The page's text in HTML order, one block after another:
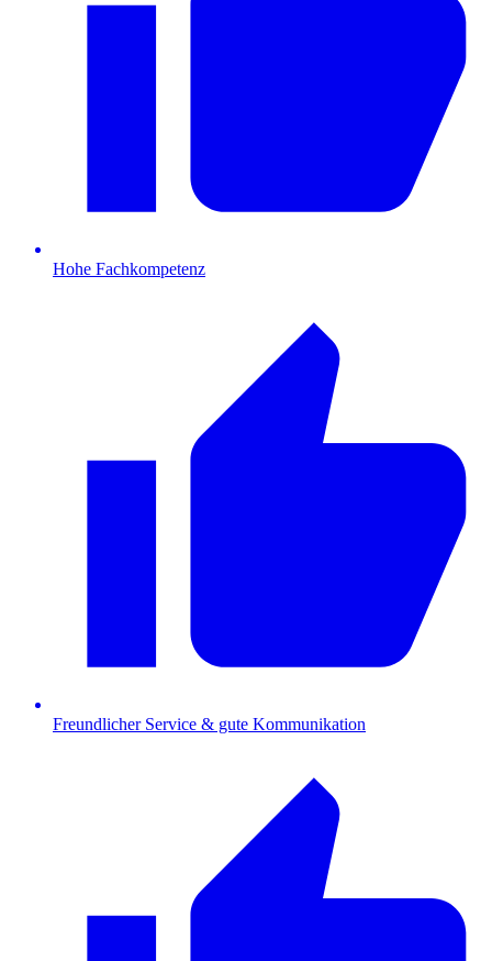
Hohe Fachkompetenz
Freundlicher Service & gute Kommunikation